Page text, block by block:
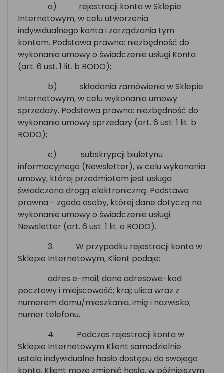
a)
rejestracji konta w Sklepie
Internetowym, w celu utworzenia
indywidualnego konta i zarządzania tym
kontem. Podstawa prawna: niezbędność do
wykonania umowy o świadczenie usługi Konta
(art. 6 ust. 1 lit. b RODO);
b)
składania zamówienia w Sklepie
Internetowym, w celu wykonania umowy
sprzedaży. Podstawa prawna: niezbędność do
wykonania umowy sprzedaży (art. 6 ust. 1 lit. b
RODO);
c)
subskrypcji biuletynu
informacyjnego (Newsletter), w celu wykonania
umowy, której przedmiotem jest usługa
świadczona drogą elektroniczną. Podstawa
prawna - zgoda osoby, której dane dotyczą na
wykonanie umowy o świadczenie usługi
Newsletter (art. 6 ust. 1 lit. a RODO).
3.
W przypadku rejestracji konta w
Sklepie Internetowym, Klient podaje:
adres e-mail; dane adresowe-kod
pocztowy i miejscowość; kraj; ulica wraz z
numerem domu/mieszkania. imię i nazwisko;
numer telefonu.
4.
Podczas rejestracji konta w
Sklepie Internetowym Klient samodzielnie
ustala indywidualne hasło dostępu do swojego